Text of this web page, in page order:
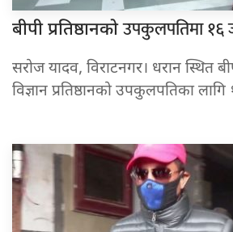
बीपी प्रतिष्ठानकोउपकुलपतिमा
सरोज यादव, विराटनगर। धरान स्थित
विज्ञान प्रतिष्ठानको उपकुलपतिका